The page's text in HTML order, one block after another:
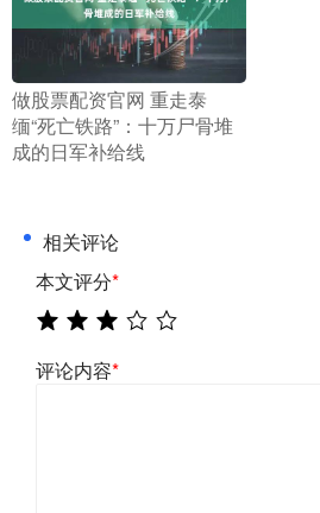
​做股票配资官网 重走泰
缅“死亡铁路”：十万尸骨堆
成的日军补给线
相关评论
本文评分*
评论内容*